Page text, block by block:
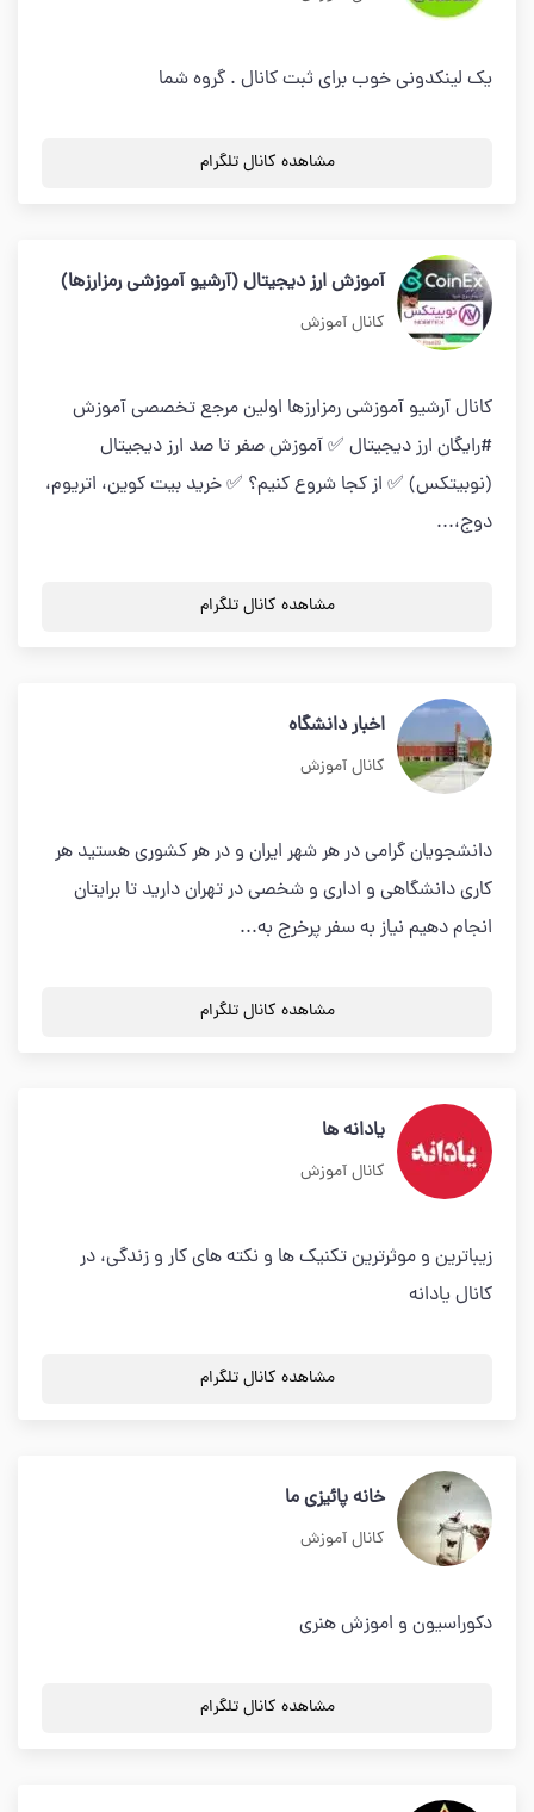
یک لینکدونی خوب برای ثبت کانال . گروه شما
مشاهده کانال تلگرام
آموزش ارز دیجیتال (آرشیو آموزشی رمزارزها)
کانال آموزش
کانال آرشیو آموزشی رمزارزها اولین مرجع تخصصی آموزش
#رایگان ارز دیجیتال ✅ آموزش صفر تا صد ارز دیجیتال
(نوبیتکس) ✅ از کجا شروع کنیم؟ ✅ خرید بیت کوین، اتریوم،
دوج،...
مشاهده کانال تلگرام
اخبار دانشگاه
کانال آموزش
دانشجویان گرامی در هر شهر ایران و در هر کشوری هستید هر
کاری دانشگاهی و اداری و شخصی در تهران دارید تا برایتان
انجام دهیم نیاز به سفر پرخرج به...
مشاهده کانال تلگرام
یادانه ها
کانال آموزش
زیباترین و موثرترین تکنیک ها و نکته های کار و زندگی، در
کانال یادانه
مشاهده کانال تلگرام
خانه پائیزی ما
کانال آموزش
دکوراسیون و اموزش هنری
مشاهده کانال تلگرام